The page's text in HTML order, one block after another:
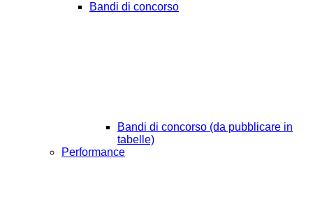
Bandi di concorso
Bandi di concorso (da pubblicare in
tabelle)
Performance